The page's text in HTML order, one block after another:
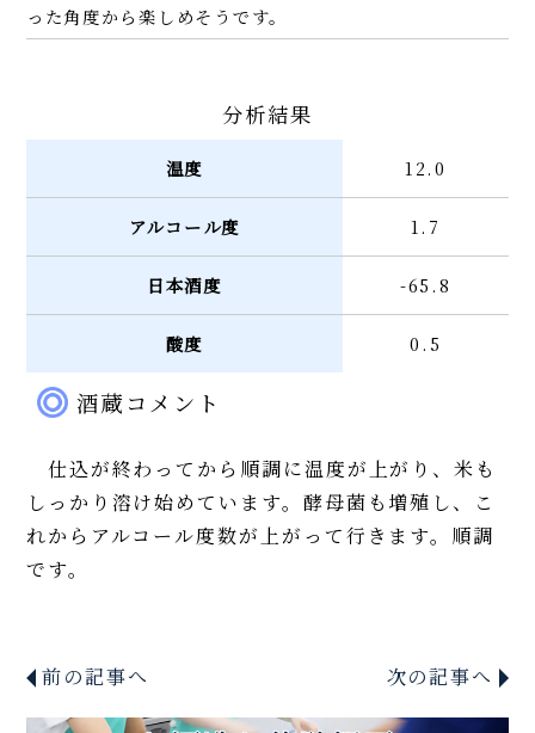
った角度から楽しめそうです。
分析結果
温度 12.0
アルコール度 1.7
日本酒度 -65.8
酸度 0.5
酒蔵コメント
仕込が終わってから順調に温度が上がり、米も
しっかり溶け始めています。酵母菌も増殖し、こ
れからアルコール度数が上がって行きます。順調
です。
前の記事へ 次の記事へ